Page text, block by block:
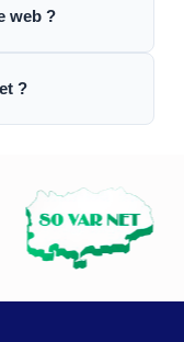
web ?
?